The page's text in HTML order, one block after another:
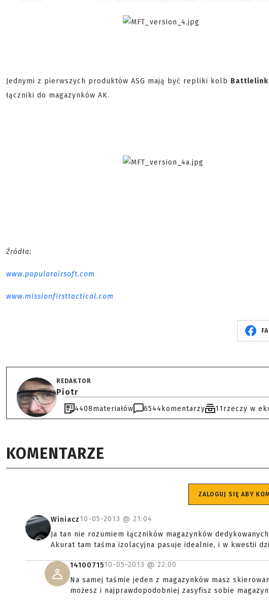
Jednymi z pierwszych produktów ASG mają być repliki kolb
łączniki do magazynków AK.
Źródła:
www.popularairsoft.com
www.missionfirsttactical.com
REDAKTOR
Piotr
4408materiałów 6544 komentarzy 11rzeczy w
KOMENTARZE
ZALOGUJ SIĘ ABY
Winiacz10-05-2013 @ 21:04
Ja tan nie rozumiem łączników magazynków
Akurat tam taśma izolacyjna pasuje idealnie, i w kwestii
1410071510-05-2013 @ 22:00
Na samej taśmie jeden z magazynków masz
możesz i najprawdopodobniej zasyfisz sobie